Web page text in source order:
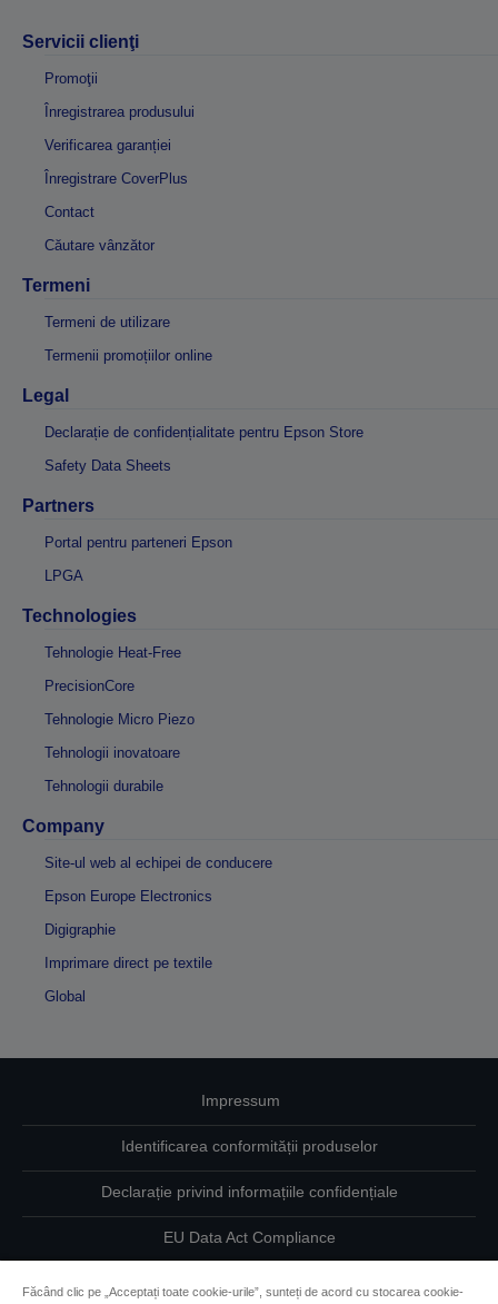
Servicii clienţi
Promoţii
Înregistrarea produsului
Verificarea garanției
Înregistrare CoverPlus
Contact
Căutare vânzător
Termeni
Termeni de utilizare
Termenii promoțiilor online
Legal
Declarație de confidențialitate pentru Epson Store
Safety Data Sheets
Partners
Portal pentru parteneri Epson
LPGA
Technologies
Tehnologie Heat-Free
PrecisionCore
Tehnologie Micro Piezo
Tehnologii inovatoare
Tehnologii durabile
Company
Site-ul web al echipei de conducere
Epson Europe Electronics
Digigraphie
Imprimare direct pe textile
Global
Impressum
Identificarea conformității produselor
Declarație privind informațiile confidențiale
EU Data Act Compliance
Făcând clic pe „Acceptați toate cookie-urile”, sunteți de acord cu stocarea cookie-